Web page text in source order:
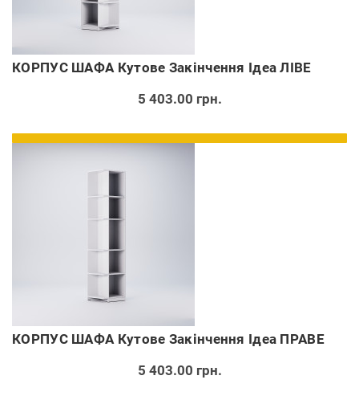
КОРПУС ШАФА Кутове Закінчення Ідеа ЛІВЕ
5 403.00 грн.
КОРПУС ШАФА Кутове Закінчення Ідеа ПРАВЕ
5 403.00 грн.